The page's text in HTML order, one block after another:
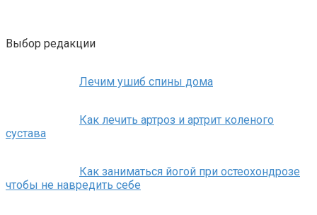
Выбор редакции
Лечим ушиб спины дома
Как лечить артроз и артрит коленого
сустава
Как заниматься йогой при остеохондрозе
чтобы не навредить себе